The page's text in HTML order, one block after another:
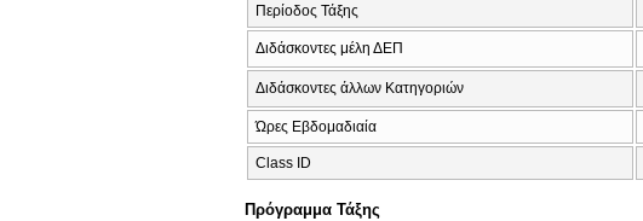
Περίοδος Τάξης
Διδάσκοντες μέλη ΔΕΠ
Διδάσκοντες άλλων Κατηγοριών
Ώρες Εβδομαδιαία
Class ID
Πρόγραμμα Τάξης